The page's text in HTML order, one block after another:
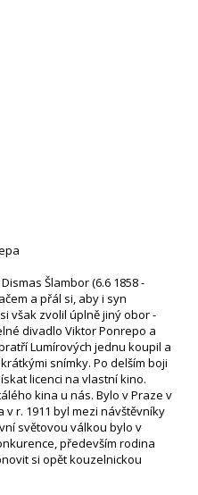
Šlambor (6.6 1858 -
a přál si, aby i syn
však zvolil úplně jiný obor -
divadlo Viktor Ponrepo a
Lumírových jednu koupil a
snímky. Po delším boji
licenci na vlastní kino.
kina u nás. Bylo v Praze v
v r. 1911 byl mezi návštěvníky
světovou válkou bylo v
především rodina
si opět kouzelnickou